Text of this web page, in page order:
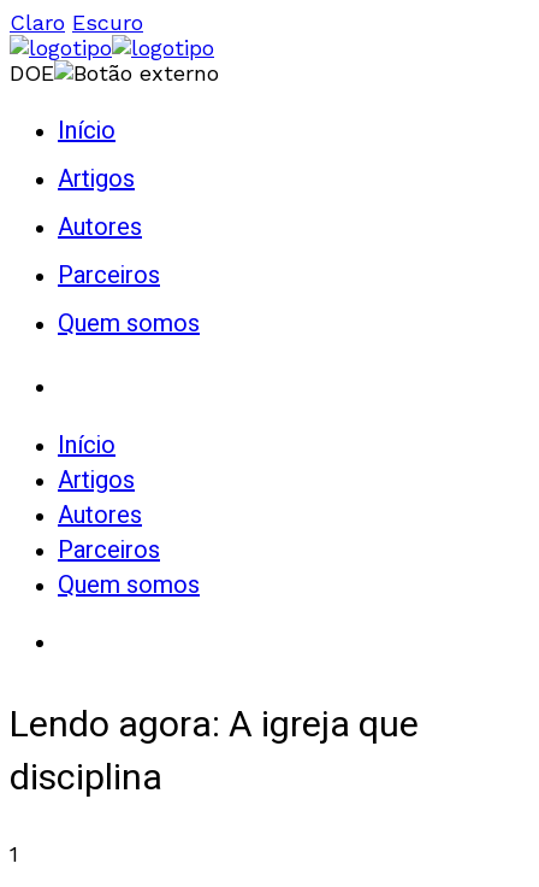
Claro Escuro
DOE
Início
Artigos
Autores
Parceiros
Quem somos
Início
Artigos
Autores
Parceiros
Quem somos
Lendo agora: A igreja que
disciplina
1